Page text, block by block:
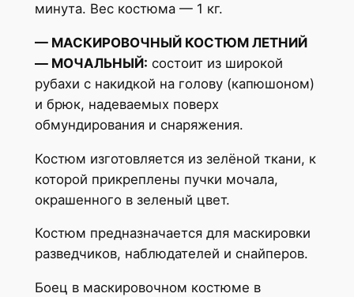
минута. Вес костюма — 1 кг.
— МАСКИРОВОЧНЫЙ КОСТЮМ ЛЕТНИЙ
— МОЧАЛЬНЫЙ: состоит из широкой
рубахи с накидкой на голову (капюшоном)
и брюк, надеваемых поверх
обмундирования и снаряжения.
Костюм изготовляется из зелёной ткани, к
которой прикреплены пучки мочала,
окрашенного в зеленый цвет.
Костюм предназначается для маскировки
разведчиков, наблюдателей и снайперов.
Боец в маскировочном костюме в